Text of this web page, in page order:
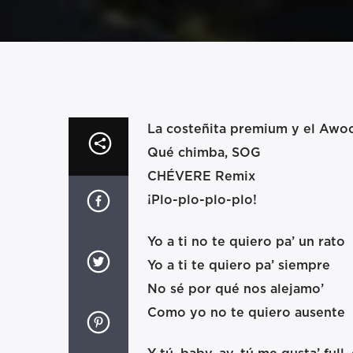
La costeñita premium y el
Qué chimba, SOG
CHÉVERE Remix
¡Plo-plo-plo-plo!
Yo a ti no te quiero pa’ un rato
Yo a ti te quiero pa’ siempre
No sé por qué nos alejamo’
Como yo no te quiero ausente